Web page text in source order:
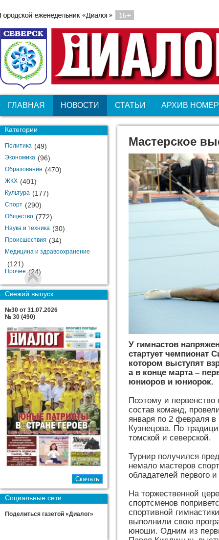
ГЛАВНАЯ НОВОСТИ СТАТЬИ АРХИВ
Категории
Политика (49)
Экономика (96)
Образование (470)
ЖКХ (401)
Культура (177)
Спорт (290)
Общество (772)
Наука и техника (30)
Происшествия (34)
Медицина и здравоохранение
(121)
Прочее (24)
Свежий выпуск
№30 от 31.07.2026
№ 30 (490)
Социальные сети
Поделиться газетой «Диалог»
Мастерское
У гимнастов
стартует чемпионат
котором выступят
а в конце марта –
юниоров и юниорок.
Поэтому и первенство
состав команд,
января по 2
Кузнецова. По
томской и северской.
Турнир получился
немало мастеров
обладателей первого
На торжественной
спортсменов
спортивной
выполнили свою
юноши. Одним из